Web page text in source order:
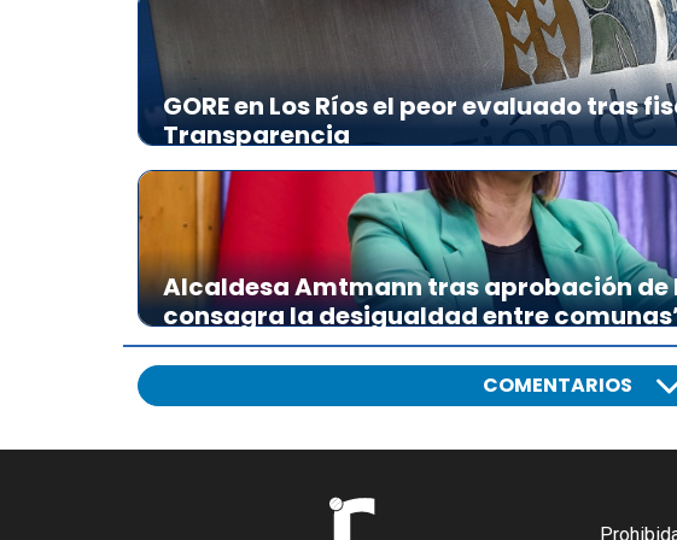
GORE en Los Ríos el peor evaluado tras
Transparencia
Alcaldesa Amtmann tras aprobación de
consagra la desigualdad entre
COMENTARIOS